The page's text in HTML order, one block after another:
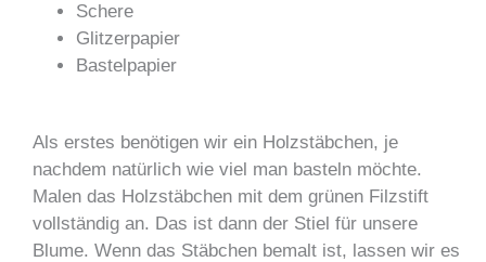
Schere
Glitzerpapier
Bastelpapier
Als erstes benötigen wir ein Holzstäbchen, je
nachdem natürlich wie viel man basteln möchte.
Malen das Holzstäbchen mit dem grünen Filzstift
vollständig an. Das ist dann der Stiel für unsere
Blume. Wenn das Stäbchen bemalt ist, lassen wir es